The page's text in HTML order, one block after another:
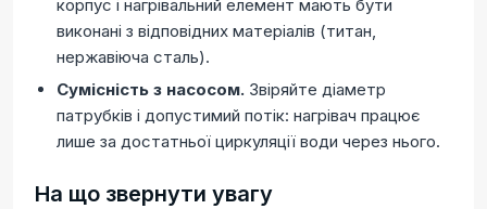
корпус і нагрівальний елемент мають бути
виконані з відповідних матеріалів (титан,
нержавіюча сталь).
Сумісність з насосом. Звіряйте діаметр
патрубків і допустимий потік: нагрівач працює
лише за достатньої циркуляції води через нього.
На що звернути увагу